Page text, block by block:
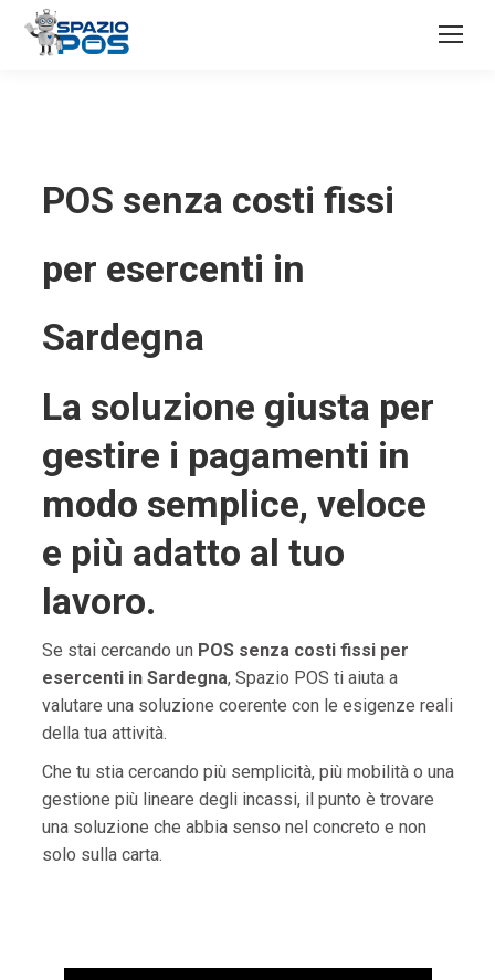
POS senza costi fissi
per esercenti in
Sardegna
La soluzione giusta per
gestire i pagamenti in
modo semplice, veloce
e più adatto al tuo
lavoro.
Se stai cercando un POS senza costi fissi per
esercenti in Sardegna, Spazio POS ti aiuta a
valutare una soluzione coerente con le esigenze reali
della tua attività.
Che tu stia cercando più semplicità, più mobilità o una
gestione più lineare degli incassi, il punto è trovare
una soluzione che abbia senso nel concreto e non
solo sulla carta.